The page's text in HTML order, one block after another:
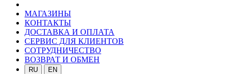
МАГАЗИНЫ
КОНТАКТЫ
ДОСТАВКА И ОПЛАТА
СЕРВИС ДЛЯ КЛИЕНТОВ
СОТРУДНИЧЕСТВО
ВОЗВРАТ И ОБМЕН
RU EN